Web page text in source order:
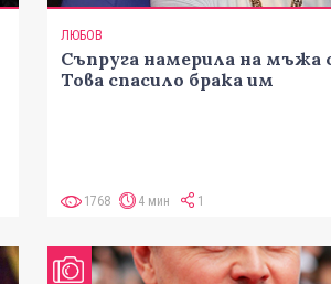
ЛЮБОВ
Съпруга намерила на мъжа
Това спасило брака им
1768 4 мин 1